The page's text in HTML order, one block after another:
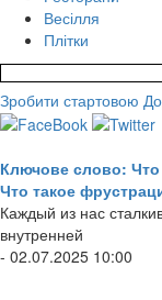
Весілля
Плітки
Зробити стартовою
Ключове слово:
Что такое
Каждый из нас
внутренней
- 02.07.2025 10:00